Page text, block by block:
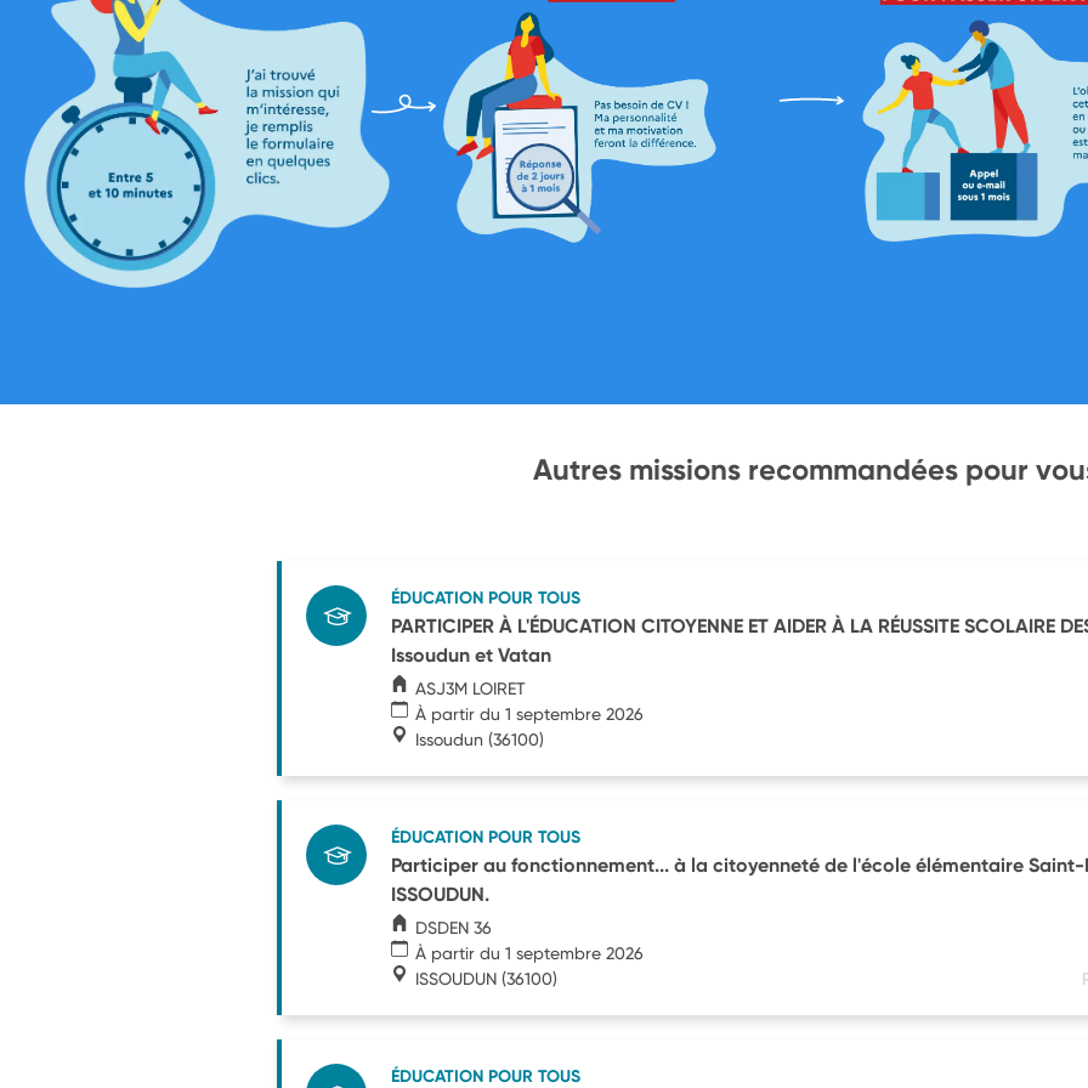
Autres missions recommandées pour
ÉDUCATION POUR TOUS
PARTICIPER À L'ÉDUCATION CITOYENNE ET AIDER À LA RÉUSSITE SCOLAIRE
Issoudun et Vatan
ASJ3M LOIRET
À partir du 1 septembre 2026
Issoudun (36100)
ÉDUCATION POUR TOUS
Participer au fonctionnement... à la citoyenneté de l'école élémentaire Saint-
ISSOUDUN.
DSDEN 36
À partir du 1 septembre 2026
ISSOUDUN (36100)
ÉDUCATION POUR TOUS